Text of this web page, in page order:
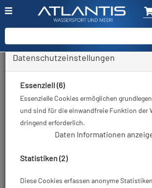
Zurück
Datenschutzeinstellungen
Essenziell (6)
Essenzielle Cookies ermöglichen
und sind für die einwandfreie Funktion der
dringend erforderlich.
Daten Informationen
Statistiken (2)
Diese Cookies erfassen anonyme